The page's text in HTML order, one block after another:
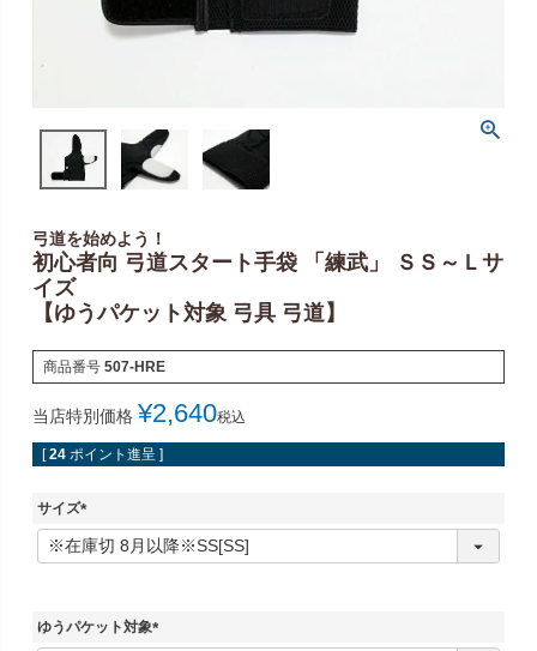
弓道を始めよう！
初心者向 弓道スタート手袋 「練武」 ＳＳ～Ｌサ
イズ
【ゆうパケット対象 弓具 弓道】
商品番号 507-HRE
当店特別価格 ¥2,640税込
[ 24 ポイント進呈 ]
サイズ
(
必
ゆうパケット対象